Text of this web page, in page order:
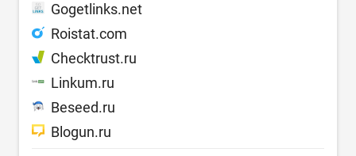
Gogetlinks.net
Roistat.com
Checktrust.ru
Linkum.ru
Beseed.ru
Blogun.ru